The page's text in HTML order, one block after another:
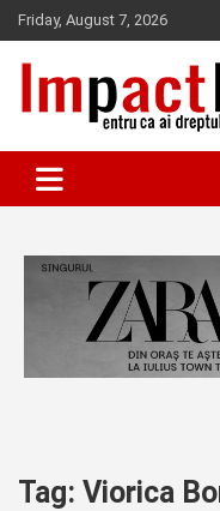
Skip
to
content
Friday, August 7, 2026
Tag: Viorica